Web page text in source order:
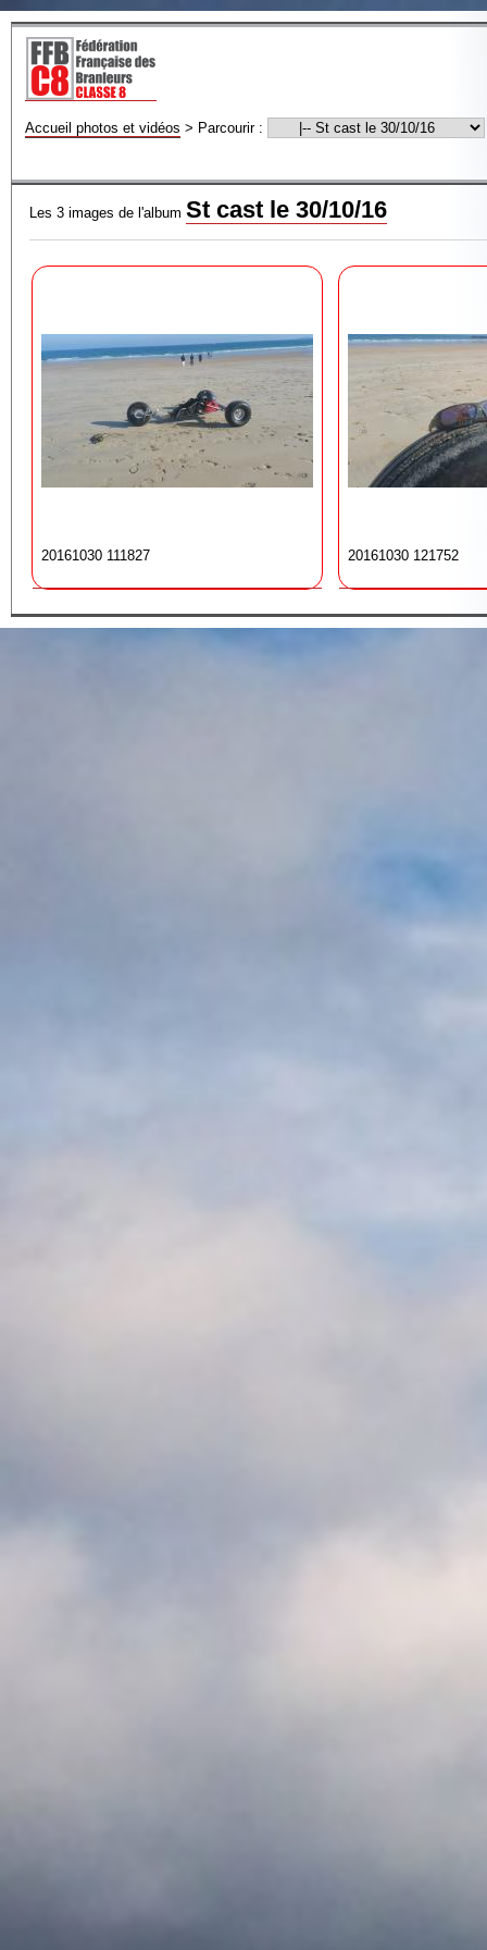
Accueil photos et vidéos > Parcourir :
Les 3 images de l'album St cast le 30/10/16
20161030 111827 20161030 121752